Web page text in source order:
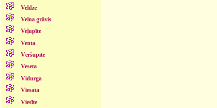
Veldze
Velna grāvis
Veļupīte
Venta
Vēršupīte
Veseta
Vidurga
Viesata
Viesīte